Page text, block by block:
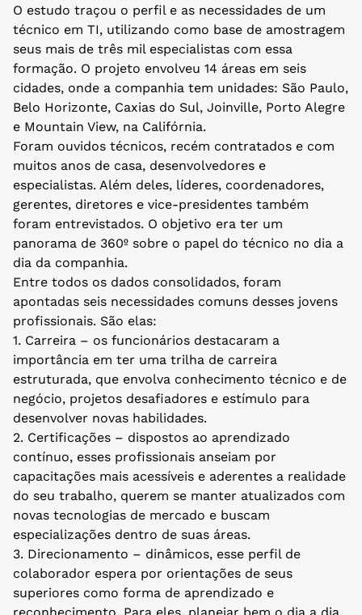
O estudo traçou o perfil e as necessidades de um
técnico em TI, utilizando como base de amostragem
seus mais de três mil especialistas com essa
formação. O projeto envolveu 14 áreas em seis
cidades, onde a companhia tem unidades: São Paulo,
Belo Horizonte, Caxias do Sul, Joinville, Porto Alegre
e Mountain View, na Califórnia.
Foram ouvidos técnicos, recém contratados e com
muitos anos de casa, desenvolvedores e
especialistas. Além deles, líderes, coordenadores,
gerentes, diretores e vice-presidentes também
foram entrevistados. O objetivo era ter um
panorama de 360º sobre o papel do técnico no dia a
dia da companhia.
Entre todos os dados consolidados, foram
apontadas seis necessidades comuns desses jovens
profissionais. São elas:
1. Carreira – os funcionários destacaram a
importância em ter uma trilha de carreira
estruturada, que envolva conhecimento técnico e de
negócio, projetos desafiadores e estímulo para
desenvolver novas habilidades.
2. Certificações – dispostos ao aprendizado
contínuo, esses profissionais anseiam por
capacitações mais acessíveis e aderentes a realidade
do seu trabalho, querem se manter atualizados com
novas tecnologias de mercado e buscam
especializações dentro de suas áreas.
3. Direcionamento – dinâmicos, esse perfil de
colaborador espera por orientações de seus
superiores como forma de aprendizado e